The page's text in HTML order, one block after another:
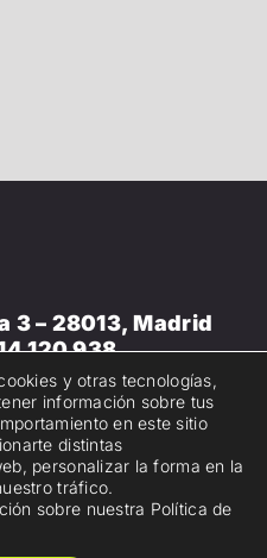
3 – 28013, Madrid
120 938
Todos los derechos
Política de privacidad ·
cookies
y otras tecnologías,
información sobre tus
en este sitio
distintas
personalizar la forma en la
tráfico.
sobre nuestra Política de